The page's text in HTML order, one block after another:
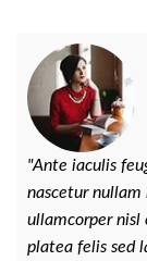
"Ante iaculis
nascetur nullam
ullamcorper nisl
platea felis sed